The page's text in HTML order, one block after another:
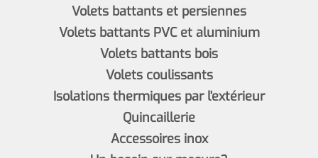
Volets battants et persiennes
Volets battants PVC et aluminium
Volets battants bois
Volets coulissants
Isolations thermiques par l'extérieur
Quincaillerie
Accessoires inox